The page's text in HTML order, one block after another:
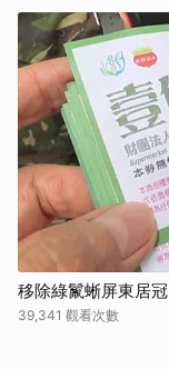
移除綠鬣蜥屏東居
39,341 觀看次數